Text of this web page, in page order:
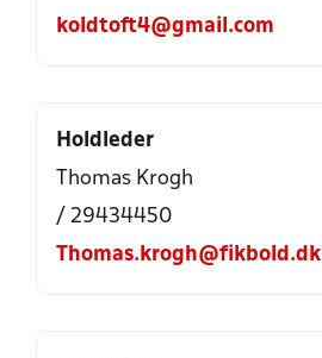
koldtoft4@gmail.com
Holdleder
Thomas Krogh
/ 29434450
Thomas.krogh@fikbold.dk